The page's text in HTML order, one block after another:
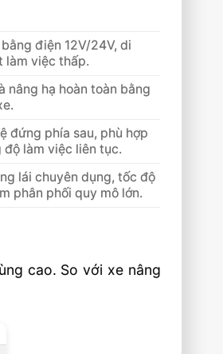
điện 12V/24V, di
làm việc thấp.
nâng hạ hoàn toàn bằng
đứng phía sau, phù hợp
làm việc liên tục.
lái chuyên dụng, tốc độ
phân phối quy mô lớn.
cao. So với xe nâng